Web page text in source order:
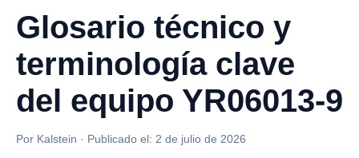
Glosario técnico y
terminología clave
del equipo YR06013-9
Por Kalstein · Publicado el: 2 de julio de 2026